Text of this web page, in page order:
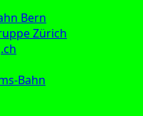
Bern
Zürich
Bahn